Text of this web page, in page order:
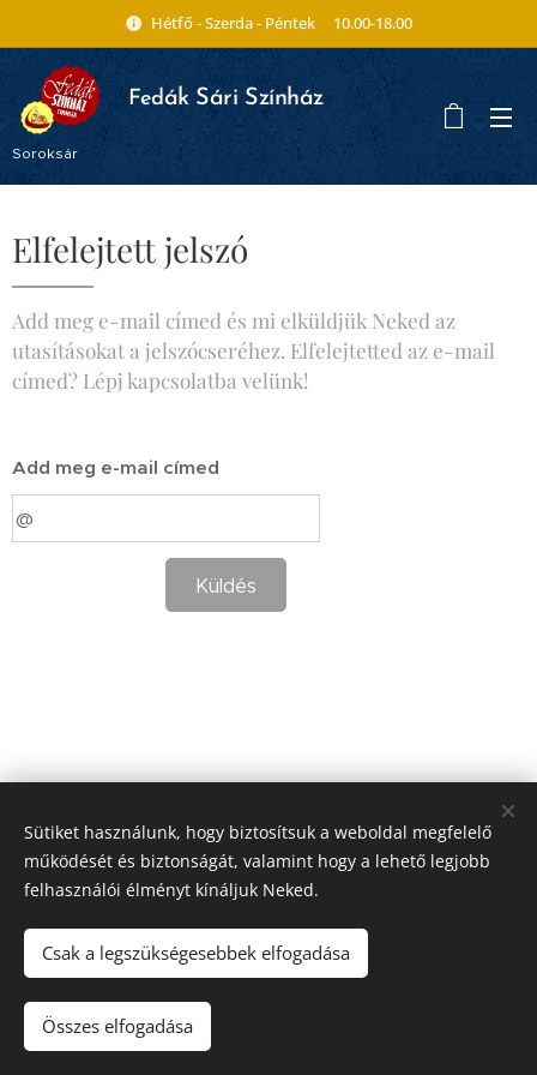
Hétfő - Szerda - Péntek 10.00-18.00
Fedák Sári Színház
Soroksár
Elfelejtett jelszó
Add meg e-mail címed és mi elküldjük Neked az
utasításokat a jelszócseréhez. Elfelejtetted az e-mail
címed? Lépj kapcsolatba velünk!
Add meg e-mail címed
Küldés
1238 Budapest-Soroksár, Hősök tere 21.
+361 4097249
Az oldalt a Fedák Sári Színház működteti!
Soroksár Kultúrájáért Egyesület
Sütiket használunk, hogy biztosítsuk a weboldal megfelelő
működését és biztonságát, valamint hogy a lehető legjobb
felhasználói élményt kínáljuk Neked.
Csak a legszükségesebbek elfogadása
Összes elfogadása